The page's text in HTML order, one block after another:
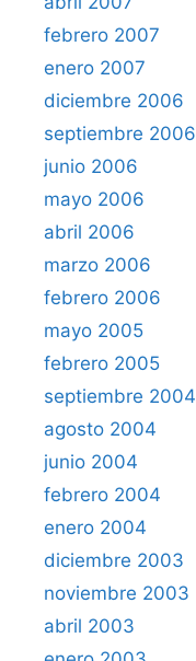
febrero 2007
enero 2007
diciembre 2006
septiembre 2006
junio 2006
mayo 2006
abril 2006
marzo 2006
febrero 2006
mayo 2005
febrero 2005
septiembre 2004
agosto 2004
junio 2004
febrero 2004
enero 2004
diciembre 2003
noviembre 2003
abril 2003